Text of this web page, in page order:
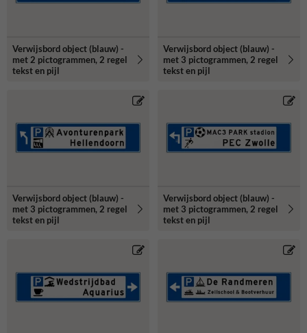
Verwijsbord object (blauw) -
met 2 pictogrammen, 2 regel
tekst en pijl
Verwijsbord object (blauw) -
met 3 pictogrammen, 2 regel
tekst en pijl
Verwijsbord object (blauw) -
met 3 pictogrammen, 2 regel
tekst en pijl
Verwijsbord object (blauw) -
met 3 pictogrammen, 2 regel
tekst en pijl